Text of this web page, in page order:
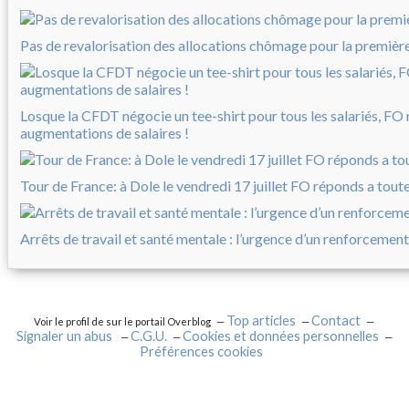
Pas de revalorisation des allocations chômage pour la
Losque la CFDT négocie un tee-shirt pour tous les salariés, FO
augmentations de salaires !
Tour de France: à Dole le vendredi 17 juillet FO réponds a
Arrêts de travail et santé mentale : l’urgence d’un
Voir le profil de sur le portail Overblog Top articles
Contact
Signaler un abus
C.G.U.
Cookies et données personnelles
Préférences cookies